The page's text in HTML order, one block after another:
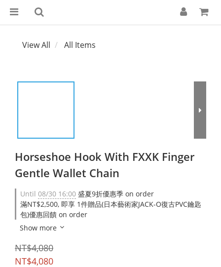
View All All Items
Horseshoe Hook With FXXK Finger
Gentle Wallet Chain
Until 08/30 16:00 盛夏9折優惠季 on order
滿NT$2,500, 即享 1件贈品(日本藝術家JACK-O復古PVC鑰匙
包)優惠回饋 on order
Show more
NT$4,080
NT$4,080